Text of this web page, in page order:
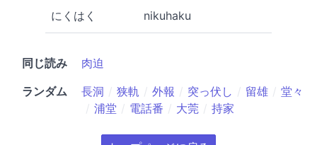
にくはく nikuhaku
同じ読み
肉迫
ランダム
長洞 狭軌 外報 突っ伏し 留雄
堂々
浦堂
電話番 大莞 持家